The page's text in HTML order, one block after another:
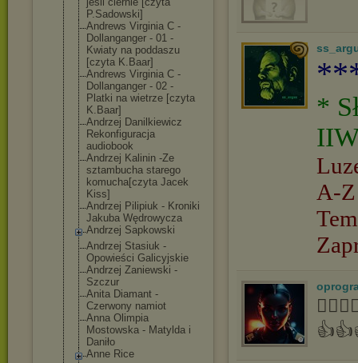
P.Sadowski]
Andrews Virginia C -
Dollanganger - 01 -
Kwiaty na poddaszu
[czyta K.Baar]
Andrews Virginia C -
Dollanganger - 02 -
Platki na wietrze [czyta
K.Baar]
Andrzej Danilkiewicz
Rekonfiguracja
audiobook
Andrzej Kalinin -Ze
sztambucha starego
komucha[czyta Jacek
Kiss]
Andrzej Pilipiuk - Kroniki
Jakuba Wędrowycza
Andrzej Sapkowski
Andrzej Stasiuk -
Opowieści Galicyjskie
Andrzej Zaniewski -
Szczur
Anita Diamant -
Czerwony namiot
Anna Olimpia
Mostowska - Matylda i
Daniło
Anne Rice
*
A-